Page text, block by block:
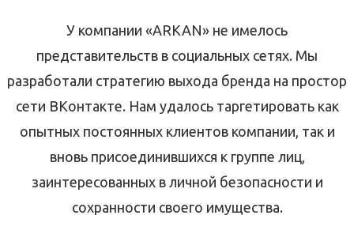
У компании «ARKAN» не имелось
представительств в социальных сетях. Мы
разработали стратегию выхода бренда на простор
сети ВКонтакте. Нам удалось таргетировать как
опытных постоянных клиентов компании, так и
вновь присоединившихся к группе лиц,
заинтересованных в личной безопасности и
сохранности своего имущества.